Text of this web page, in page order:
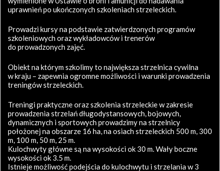
uprawnień po ukończonych szkoleniach strzeleckich.
Prowadzi kursy na podstawie zatwierdzonych programów
szkoleniowych oraz wykładowców i trenerów
do prowadzonych zajęć.
Obiekt na którym szkolimy to największa strzelnica cywilna
w kraju – zapewnia ogromne możliwości i warunki prowadzenia
treningów strzeleckich.
Treningi praktyczne oraz szkolenia strzeleckie w zakresie
prowadzenia strzelań długodystansowych, bojowych,
dynamicznych i sportowych prowadzimy na strzelnicy
położonej na obszarze 16 ha, na osiach strzeleckich 500 m, 300
m, 100 m, 50 m, 25 m.
Kulochwyty główne są na wysokości ok 30 m. Wały boczne
wysokości ok 3.5 m.
Istnieje możliwość podejścia do kulochwytu i strzelania w 3